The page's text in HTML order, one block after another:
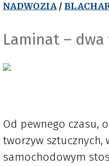
NADWOZIA /
Laminat –
Od pewnego czasu,
tworzyw sztucznych,
samochodowym